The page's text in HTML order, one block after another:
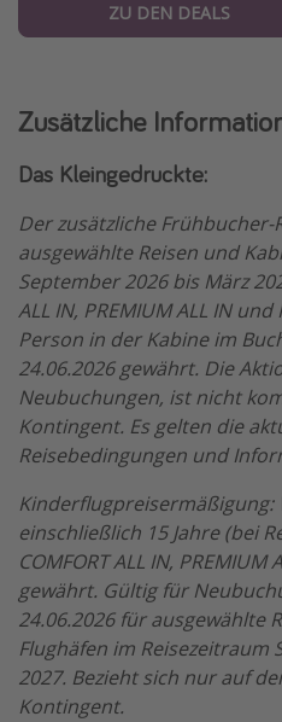
ZU DEN DEALS
Zusätzliche
Das Kleingedruckte:
Der zusätzliche
ausgewählte Reisen und
September 2026 bis März
ALL IN, PREMIUM ALL IN
Person in der Kabine im
24.06.2026 gewährt. Die
Neubuchungen, ist nicht
Kontingent. Es gelten die
Reisebedingungen und
einschließlich 15 Jahre (bei
COMFORT ALL IN, PREMIUM
gewährt. Gültig für
24.06.2026 für ausgewählte
Flughäfen im Reisezeitraum
2027. Bezieht sich nur auf
Kontingent.